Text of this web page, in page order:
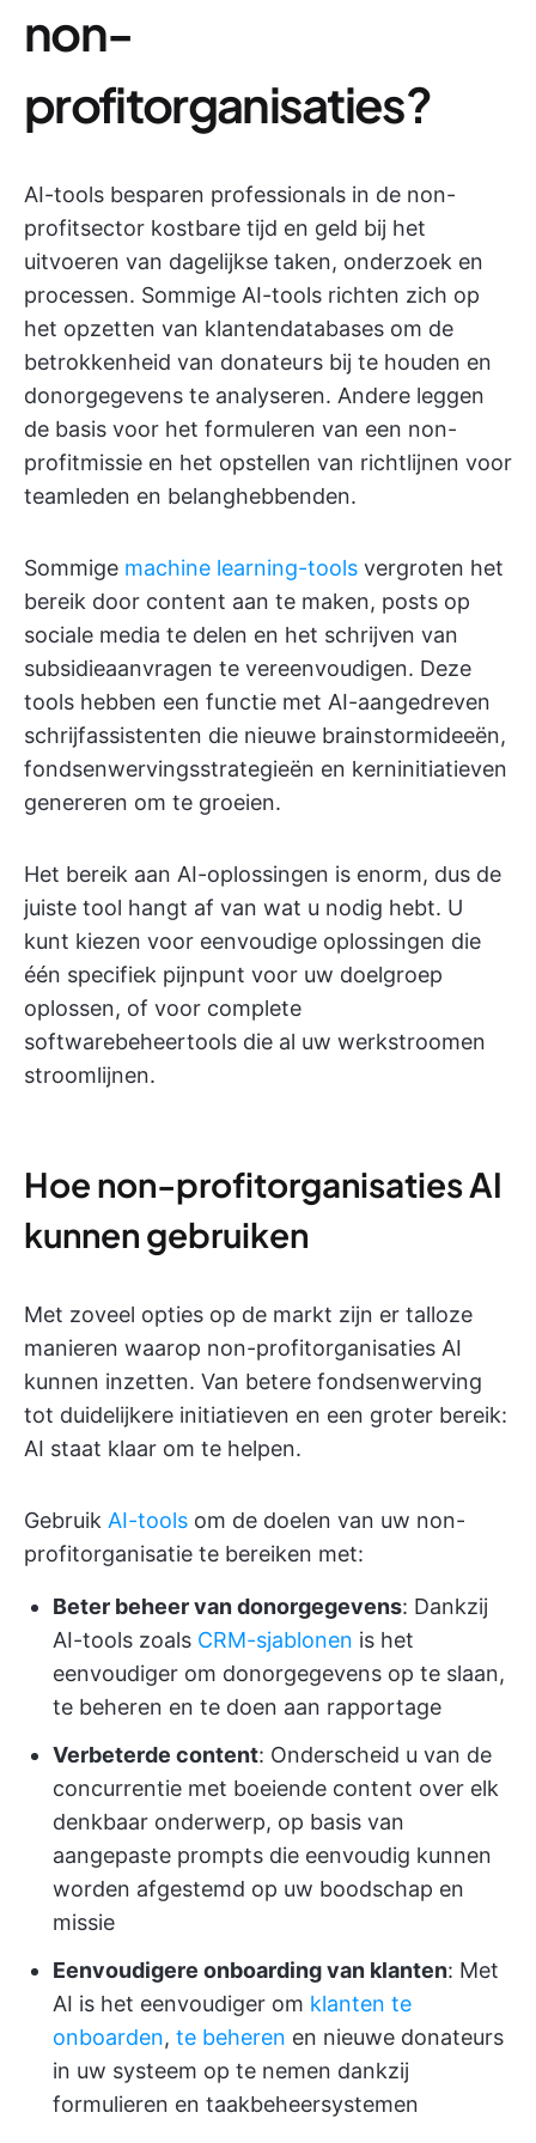
non-
profitorganisaties?
AI-tools besparen professionals in de non-
profitsector kostbare tijd en geld bij het
uitvoeren van dagelijkse taken, onderzoek en
processen. Sommige AI-tools richten zich op
het opzetten van klantendatabases om de
betrokkenheid van donateurs bij te houden en
donorgegevens te analyseren. Andere leggen
de basis voor het formuleren van een non-
profitmissie en het opstellen van richtlijnen voor
teamleden en belanghebbenden.
Sommige machine learning-tools vergroten het
bereik door content aan te maken, posts op
sociale media te delen en het schrijven van
subsidieaanvragen te vereenvoudigen. Deze
tools hebben een functie met AI-aangedreven
schrijfassistenten die nieuwe brainstormideeën,
fondsenwervingsstrategieën en kerninitiatieven
genereren om te groeien.
Het bereik aan AI-oplossingen is enorm, dus de
juiste tool hangt af van wat u nodig hebt. U
kunt kiezen voor eenvoudige oplossingen die
één specifiek pijnpunt voor uw doelgroep
oplossen, of voor complete
softwarebeheertools die al uw werkstroomen
stroomlijnen.
Hoe non-profitorganisaties AI
kunnen gebruiken
Met zoveel opties op de markt zijn er talloze
manieren waarop non-profitorganisaties AI
kunnen inzetten. Van betere fondsenwerving
tot duidelijkere initiatieven en een groter bereik:
AI staat klaar om te helpen.
Gebruik AI-tools om de doelen van uw non-
profitorganisatie te bereiken met:
Beter beheer van donorgegevens: Dankzij
AI-tools zoals CRM-sjablonen is het
eenvoudiger om donorgegevens op te slaan,
te beheren en te doen aan rapportage
Verbeterde content: Onderscheid u van de
concurrentie met boeiende content over elk
denkbaar onderwerp, op basis van
aangepaste prompts die eenvoudig kunnen
worden afgestemd op uw boodschap en
missie
Eenvoudigere onboarding van klanten: Met
AI is het eenvoudiger om klanten te
onboarden, te beheren en nieuwe donateurs
in uw systeem op te nemen dankzij
formulieren en taakbeheersystemen